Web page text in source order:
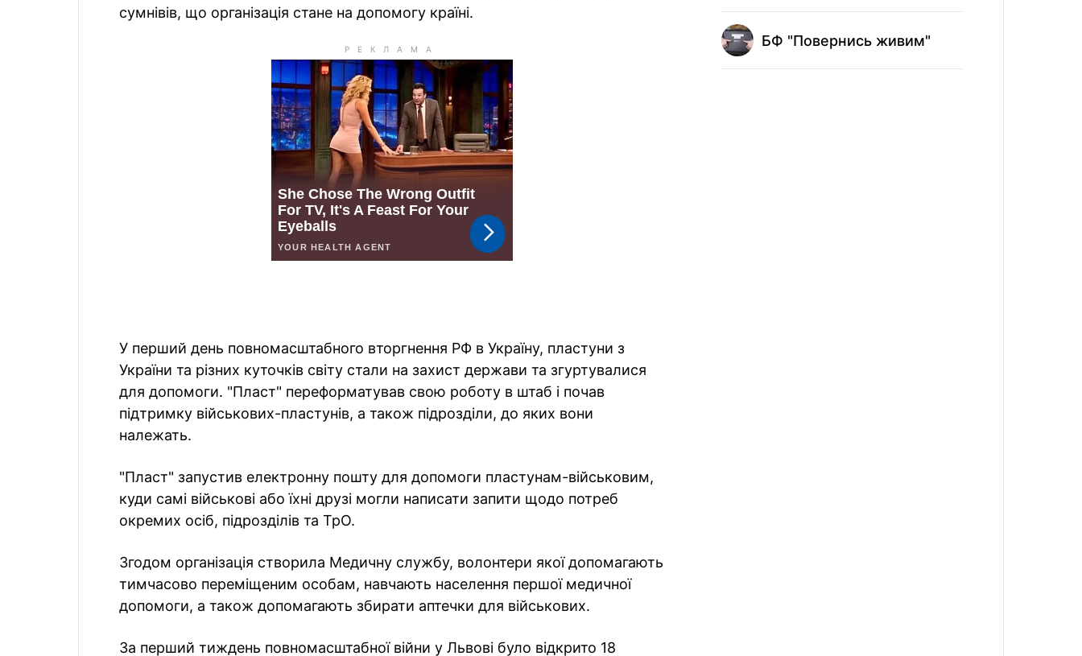
сумнівів, що організація стане на допомогу країні.
У перший день повномасштабного вторгнення РФ в Україну, пластуни з
України та різних куточків світу стали на захист держави та згуртувалися
для допомоги. "Пласт" переформатував свою роботу в штаб і почав
підтримку військових-пластунів, а також підрозділи, до яких вони
належать.
"Пласт" запустив електронну пошту для допомоги пластунам-військовим,
куди самі військові або їхні друзі могли написати запити щодо потреб
окремих осіб, підрозділів та ТрО.
Згодом організація створила Медичну службу, волонтери якої допомагають
тимчасово переміщеним особам, навчають населення першої медичної
допомоги, а також допомагають збирати аптечки для військових.
За перший тиждень повномасштабної війни у Львові було відкрито 18
БФ "Повернись живим"